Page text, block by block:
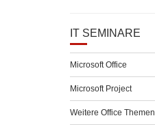
IT SEMINARE
Microsoft Office
Microsoft Project
Weitere Office Themen